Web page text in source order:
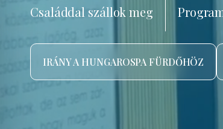
Családdal szállok meg
IRÁNY A HUNGAROSPA FÜRDŐHÖZ